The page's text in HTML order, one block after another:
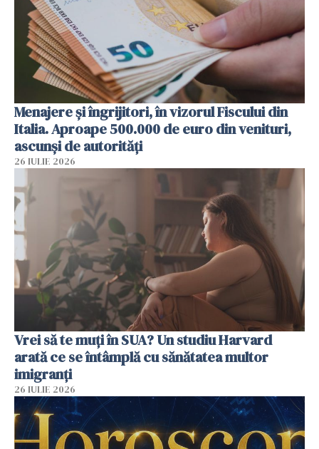
Menajere și îngrijitori, în vizorul Fiscului din
Italia. Aproape 500.000 de euro din venituri,
ascunși de autorități
26 IULIE 2026
Vrei să te muți în SUA? Un studiu Harvard
arată ce se întâmplă cu sănătatea multor
imigranți
26 IULIE 2026